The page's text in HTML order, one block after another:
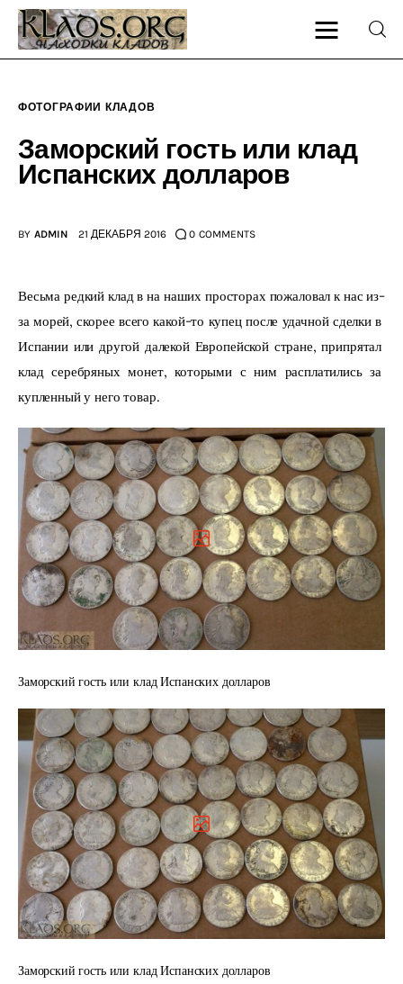
О блоге
ФОТОГРАФИИ КЛАДОВ
Заморский гость или клад
Испанских долларов
BY ADMIN 21 ДЕКАБРЯ 2016 0 COMMENTS
Весьма редкий клад в на наших просторах пожаловал к нас из-
за морей, скорее всего какой-то купец после удачной сделки в
Испании или другой далекой Европейской стране, припрятал
клад серебряных монет, которыми с ним расплатились за
купленный у него товар.
Заморский гость или клад Испанских долларов
Заморский гость или клад Испанских долларов